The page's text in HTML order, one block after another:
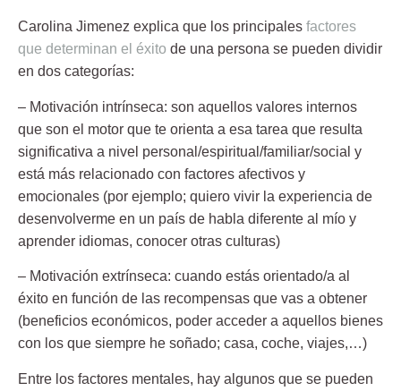
Carolina Jimenez explica que los principales factores
que determinan el éxito de una persona se pueden dividir
en dos categorías:
– Motivación intrínseca: son aquellos valores internos
que son el motor que te orienta a esa tarea que resulta
significativa a nivel personal/espiritual/familiar/social y
está más relacionado con factores afectivos y
emocionales (por ejemplo; quiero vivir la experiencia de
desenvolverme en un país de habla diferente al mío y
aprender idiomas, conocer otras culturas)
– Motivación extrínseca: cuando estás orientado/a al
éxito en función de las recompensas que vas a obtener
(beneficios económicos, poder acceder a aquellos bienes
con los que siempre he soñado; casa, coche, viajes,…)
Entre los factores mentales, hay algunos que se pueden